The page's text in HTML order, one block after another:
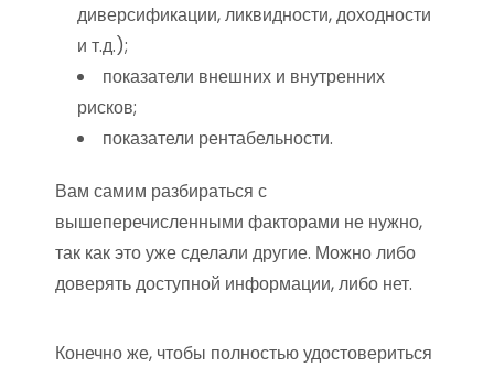
диверсификации, ликвидности, доходности
и т.д.);
показатели внешних и внутренних
рисков;
показатели рентабельности.
Вам самим разбираться с
вышеперечисленными факторами не нужно,
так как это уже сделали другие. Можно либо
доверять доступной информации, либо нет.
Конечно же, чтобы полностью удостовериться